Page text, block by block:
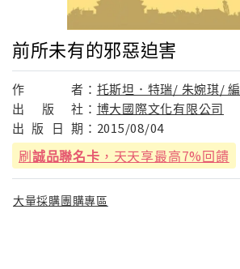
前所未有的邪惡迫害
作 者： 托斯坦．特瑞/ 朱婉琪/ 編
出
版 社： 博大國際文化有限公司
出 版 日 期： 2015/08/04
刷誠品聯名卡 ，天天享最高7%回饋
大量採購團購專區